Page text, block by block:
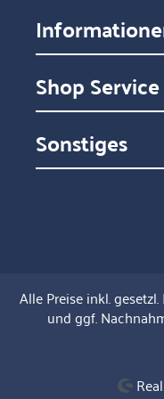
Shop Service
Sonstiges
Alle Preise inkl.
und ggf.